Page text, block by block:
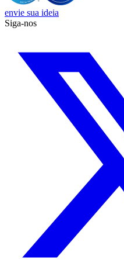
envie sua ideia
Siga-nos